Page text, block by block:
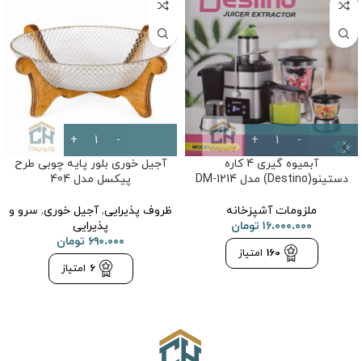
آبمیوه گیری 4 کاره
دستینو(Destino) مدل DM-1214
ملزومات آشپزخانه
۱۶،۰۰۰،۰۰۰ تومان
160 امتیاز
آجیل خوری بلور پایه چوبی طرح
پیکسل مدل 404
ظروف پذیرایی,آجیل خوری, سرو و
پذیرایی
۶۹۰،۰۰۰ تومان
6 امتیاز